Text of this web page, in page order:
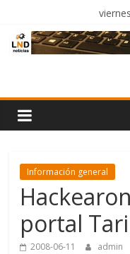
contenido
Información general
portal
2008-06-11 admin